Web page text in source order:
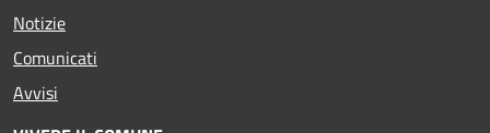
Notizie
Comunicati
Avvisi